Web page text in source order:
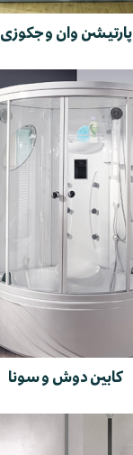
پارتیشن وان و جکوزی
کابین دوش و سونا